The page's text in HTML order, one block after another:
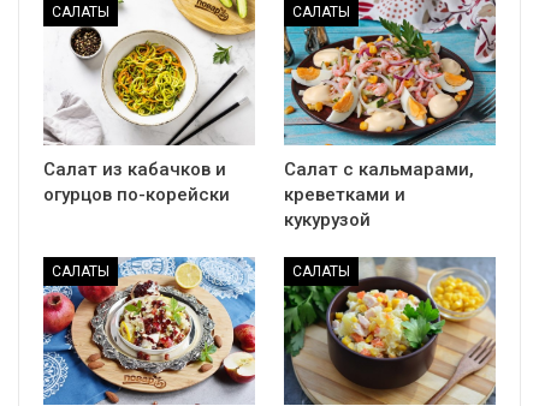
САЛАТЫ
Салат из кабачков и
огурцов по-корейски
САЛАТЫ
Салат с кальмарами,
креветками и
кукурузой
САЛАТЫ САЛАТЫ